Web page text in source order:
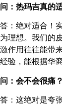
问：热玛吉真的
答：绝对适合！
为理想。我们的
激作用往往能带
经验，能根据华
问：会不会很痛
答：这绝对是夸